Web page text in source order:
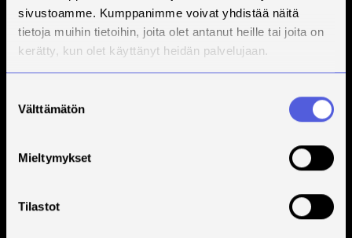
sivustoamme. Kumppanimme voivat yhdistää näitä
tietoja muihin tietoihin, joita olet antanut heille tai joita on
kerätty, kun olet käyttänyt heidän palvelujaan.
valinta
Välttämätön
Mieltymykset
Tilastot